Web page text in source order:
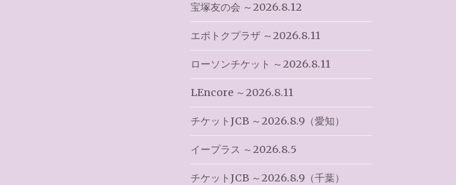
宝塚友の会 ～2026.8.12
エポトクプラザ ～2026.8.11
ローソンチケット ～2026.8.11
LEncore ～2026.8.11
チケットJCB ～2026.8.9（愛知）
イープラス ～2026.8.5
チケットJCB ～2026.8.9（千葉）